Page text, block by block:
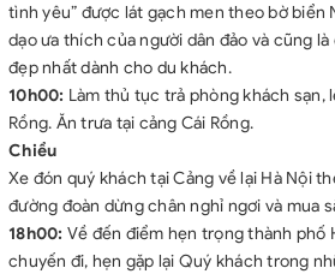
tình yêu” được lát gạch men theo bờ biển
dạo ưa thích của người dân đảo và cũng
đẹp nhất dành cho du khách.
10h00: Làm thủ tục trả phòng khách sạn,
Rồng. Ăn trưa tại cảng Cái Rồng.
Chiều
Xe đón quý khách tại Cảng về lại Hà Nội
đường đoàn dừng chân nghỉ ngơi và mua
18h00: Về đến điểm hẹn trọng thành phố
chuyến đi, hẹn gặp lại Quý khách trong